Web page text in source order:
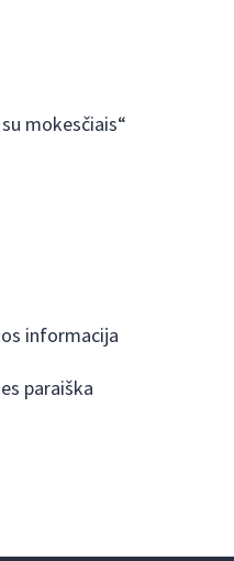
mokesčiais“
informacija
paraiška